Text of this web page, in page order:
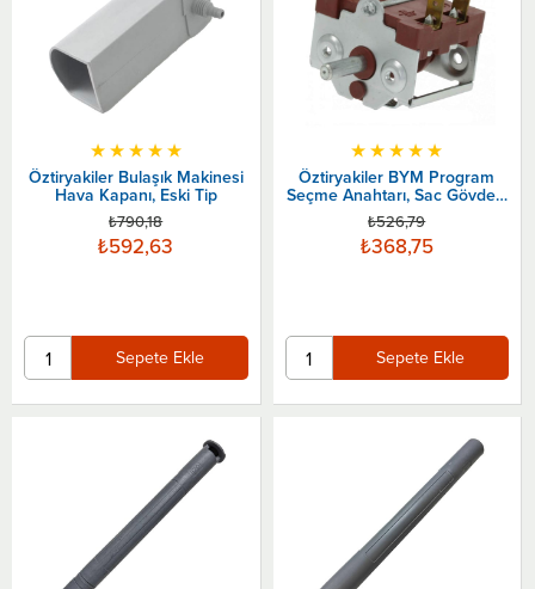
Öztiryakiler Bulaşık Makinesi
Hava Kapanı, Eski Tip
★★★★★
₺592,63
₺790,18
Sepete Ekle
Öztiryakiler BYM Program
Seçme Anahtarı, Sac Gövdeli,
3 Posizyon
★★★★★
₺368,75
₺526,79
Sepete Ekle